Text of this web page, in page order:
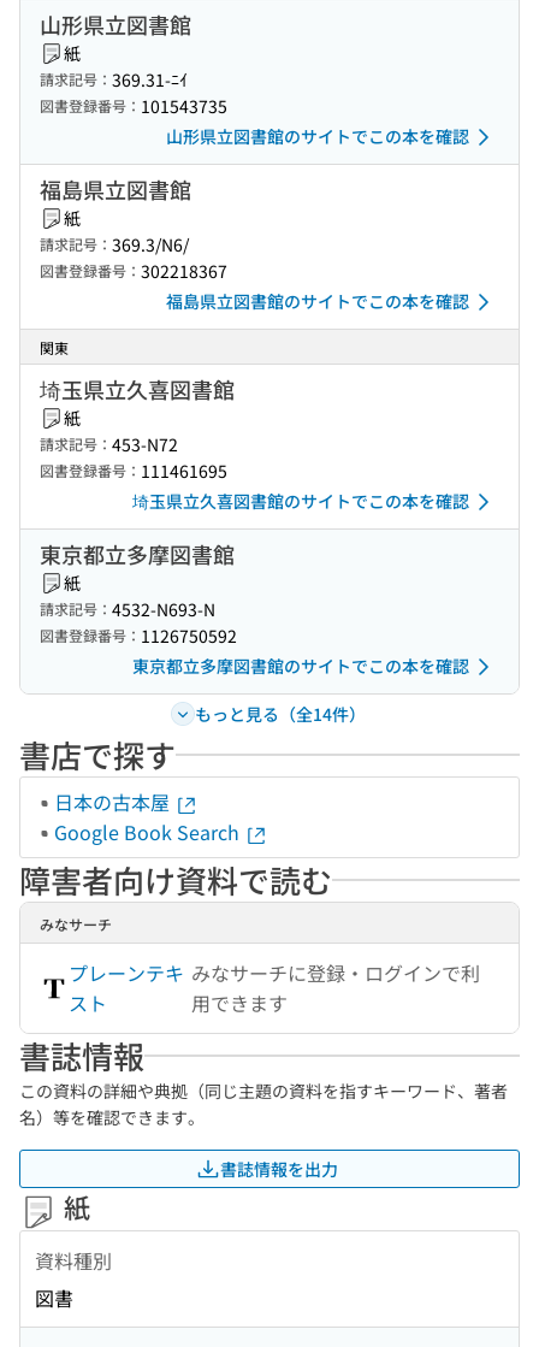
山形県立図書館
紙
請求記号： 369.31-ﾆｲ
図書登録番号： 101543735
山形県立図書館のサイトでこの本を確認
福島県立図書館
紙
請求記号： 369.3/N6/
図書登録番号： 302218367
福島県立図書館のサイトでこの本を確認
関東
埼玉県立久喜図書館
紙
請求記号： 453-N72
図書登録番号： 111461695
埼玉県立久喜図書館のサイトでこの本を確認
東京都立多摩図書館
紙
請求記号： 4532-N693-N
図書登録番号： 1126750592
東京都立多摩図書館のサイトでこの本を確認
もっと見る（全14件）
書店で探す
日本の古本屋
Google Book Search
障害者向け資料で読む
みなサーチ
プレーンテキ
スト
みなサーチに登録・ログインで利
用できます
書誌情報
この資料の詳細や典拠（同じ主題の資料を指すキーワード、著者
名）等を確認できます。
書誌情報を出力
紙
資料種別
図書